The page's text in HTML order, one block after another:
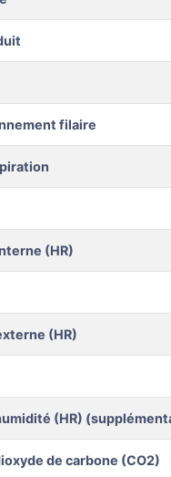
filaire
(HR)
(HR)
(HR)
de carbone (CO2)